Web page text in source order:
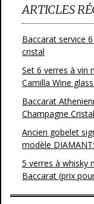
ARTICLES
Baccarat service
cristal
Set 6 verres à vin
Camilla Wine
Baccarat
Champagne
Ancien gobelet
modèle
5 verres à whisky
Baccarat (prix